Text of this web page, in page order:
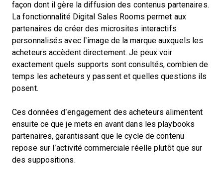
façon dont il gère la diffusion des contenus partenaires.
La fonctionnalité Digital Sales Rooms permet aux
partenaires de créer des microsites interactifs
personnalisés avec l’image de la marque auxquels les
acheteurs accèdent directement. Je peux voir
exactement quels supports sont consultés, combien de
temps les acheteurs y passent et quelles questions ils
posent.
Ces données d’engagement des acheteurs alimentent
ensuite ce que je mets en avant dans les playbooks
partenaires, garantissant que le cycle de contenu
repose sur l’activité commerciale réelle plutôt que sur
des suppositions.